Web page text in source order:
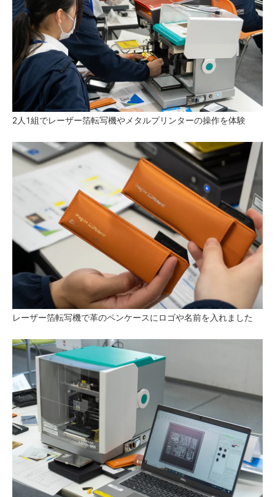
2人1組でレーザー箔転写機やメタルプリンターの操作を体験
レーザー箔転写機で革のペンケースにロゴや名前を入れました